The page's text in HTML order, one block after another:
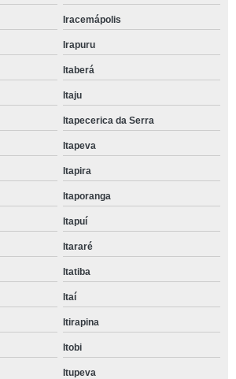
Iracemápolis
Irapuru
Itaberá
Itaju
Itapecerica da Serra
Itapeva
Itapira
Itaporanga
Itapuí
Itararé
Itatiba
Itaí
Itirapina
Itobi
Itupeva